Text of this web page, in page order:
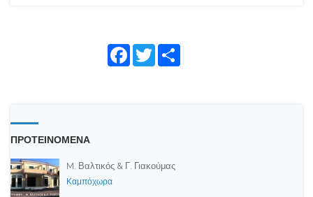
Face Twitte
ΠΡΟΤΕΙΝΟΜΕΝΑ
M. Βαλτικός & Γ. Γιακούμας
Καμπόχωρα